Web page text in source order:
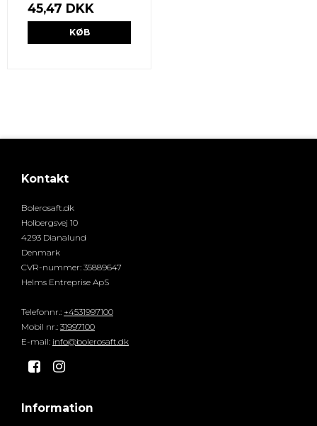
45,47 DKK
KØB
Kontakt
Bolerosaft.dk
Holbergsvej 10
4293 Dianalund
Denmark
CVR-nummer: 35889647
Helms Entreprise ApS
Telefonnr.: +4531997100
Mobil nr.: 31997100
E-mail: info@bolerosaft.dk
Information